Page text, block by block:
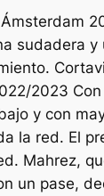
sudadera y
2023 Con
y con
la red. El
Mahrez,
un pase,